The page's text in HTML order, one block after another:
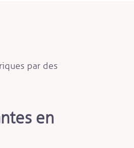
par des
en